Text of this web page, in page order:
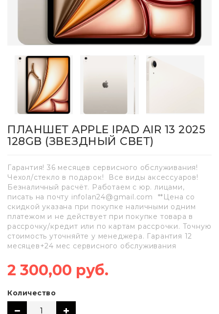
ПЛАНШЕТ APPLE IPAD AIR 13 2025
128GB (ЗВЕЗДНЫЙ СВЕТ)
Гарантия! 36 месяцев сервисного обслуживания!
Чехол/стекло в подарок! Все виды аксессуаров!
Безналичный расчёт. Работаем с юр. лицами,
писать на почту infolan24@gmail.com **Цена со
скидкой указана при покупке наличными одним
платежом и не действует при покупке товара в
рассрочку/кредит или по картам рассрочки. Точную
стоимость уточняйте у менеджера. Гарантия 12
месяцев+24 мес сервисного обслуживания
2 300,00 руб.
Количество